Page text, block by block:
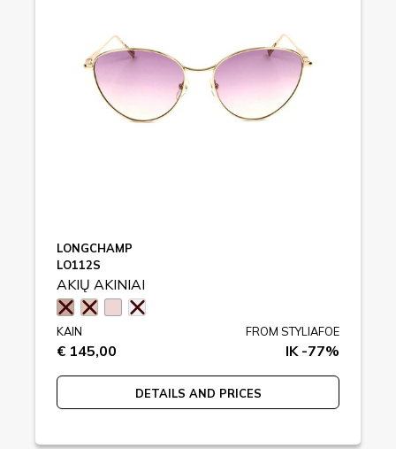
LONGCHAMP
LO112S
AKIŲ AKINIAI
KAIN
€ 145,00
FROM STYLIAFOE
IK -77%
DETAILS AND PRICES